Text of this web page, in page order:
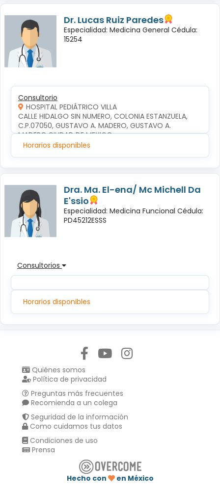
Dr. Lucas Ruiz Paredes
Especialidad: Medicina General Cédula:
15254
Consultorio
HOSPITAL PEDIÁTRICO VILLA
CALLE HIDALGO SIN NUMERO, COLONIA ESTANZUELA,
C.P.07050, GUSTAVO A. MADERO, GUSTAVO A.
MADERO,CIUDAD DE MEXICO
Horarios disponibles
Dra. Ma. El-ena/ Mc Michell Da
E'ssio
Especialidad: Medicina Funcional Cédula:
PD45212ESSS
Consultorios
Horarios disponibles
Quiénes somos
Política de privacidad
Preguntas más frecuentes
Recomienda a un colega
Seguridad de la información
Como cuidamos tus datos
Condiciones de uso
Prensa
Hecho con
en México